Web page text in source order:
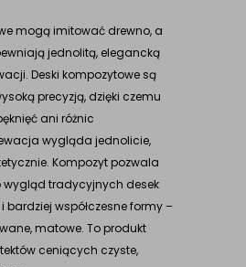
mogą imitować drewno, a
jednolitą, elegancką
Deski kompozytowe są
precyzją, dzięki czemu
ani różnic
wygląda jednolicie,
Kompozyt pozwala
wygląd tradycyjnych desek
bardziej współczesne formy –
matowe. To produkt
ceniących czyste,